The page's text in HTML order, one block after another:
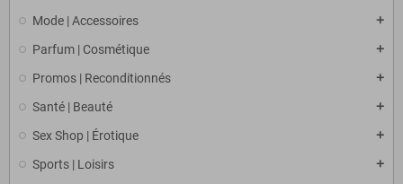
Mode | Accessoires
Parfum | Cosmétique
Promos | Reconditionnés
Santé | Beauté
Sex Shop | Érotique
Sports | Loisirs